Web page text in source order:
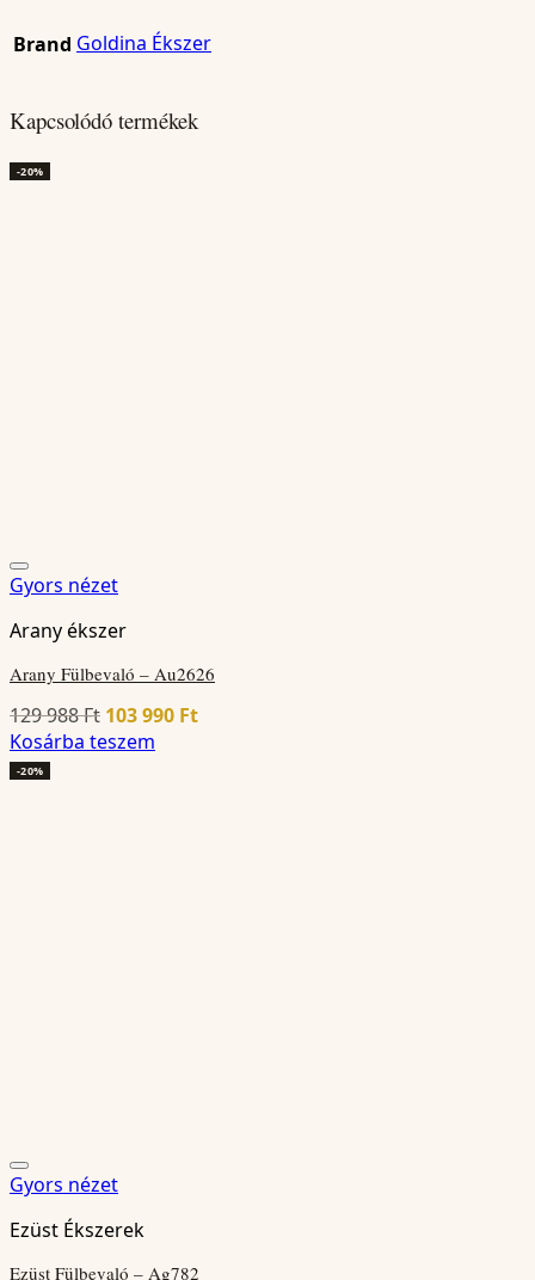
Brand Goldina Ékszer
Kapcsolódó termékek
-20%
Gyors nézet
Arany ékszer
Arany Fülbevaló – Au2626
129 988Ft Original
price
103 990 FtCurrent
Kosárba teszem
-20%
Gyors nézet
Ezüst Ékszerek
Ezüst Fülbevaló – Ag782